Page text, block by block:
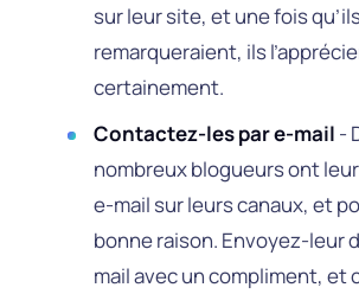
sur leur site, et une fois
remarqueraient, ils
certainement.
Contactez-les par e-mail -
nombreux blogueurs ont
e-mail sur leurs canaux, et
bonne raison. Envoyez-leur
mail avec un compliment, et